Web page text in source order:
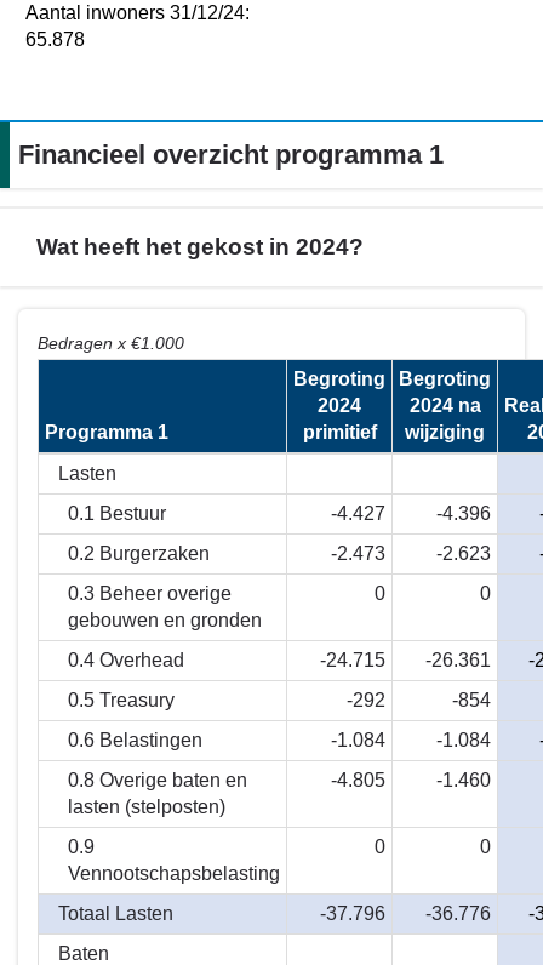
Aantal inwoners 31/12/24:
65.878
Financieel overzicht programma 1
Wat heeft het gekost in 2024?
Financieel
overzicht
programma
Bedragen x €1.000
Programma 1
Begroting
2024
primitief
Begroting
2024 na
wijziging
Lasten
0.1 Bestuur
-4.427 -4.396
0.2 Burgerzaken
-2.473 -2.623
0.3 Beheer overige
gebouwen en gronden
0 0
0.4 Overhead -24.715 -26.361
-
0.5 Treasury
-292
-854
0.6 Belastingen
-1.084 -1.084
0.8 Overige baten en
lasten (stelposten)
-4.805 -1.460
0.9
Vennootschapsbelasting
0 0
Totaal Lasten -37.796 -36.776
-
Baten